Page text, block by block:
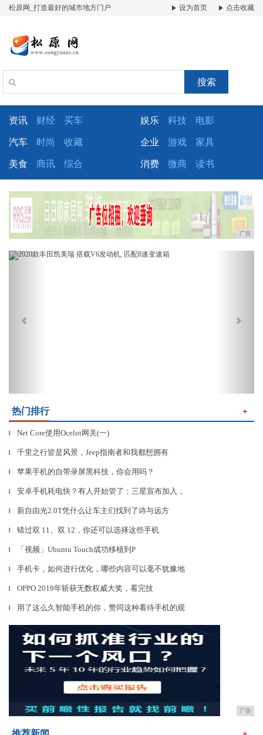
松原网_打造最好的城市地方门户 设为首页 点击收藏
搜索
资讯 财经 买车 娱乐 科技 电影
汽车 时尚 收藏 企业 游戏 家具
美食 商讯 综合 消费 微商 读书
广告
Previous
热门排行 ＋
▎ Net Core使用Ocelot网关(一)
▎ 千里之行皆是风景，Jeep指南者和我都想拥有
▎ 苹果手机的自带录屏黑科技，你会用吗？
▎ 安卓手机耗电快？有人开始管了：三星宣布加入，
▎ 新自由光2.0T凭什么让车主们找到了诗与远方
▎ 错过双 11、双 12，你还可以选择这些手机
▎ 「视频」Ubuntu Touch成功移植到P
▎ 手机卡，如何进行优化，哪些内容可以毫不犹豫地
▎ OPPO 2019年斩获无数权威大奖，看完技
▎ 用了这么久智能手机的你，赞同这种看待手机的观
广告